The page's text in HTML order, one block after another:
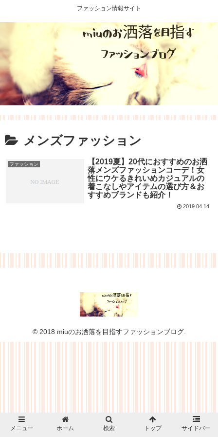
ファッション情報サイト
メンズファッション
ファッション
【2019夏】20代におすすめのお洒
落メンズファッションコーデ！女
性にウケるきれいめカジュアルの
着こなしやアイテムの選び方＆お
すすめブランドも紹介！
2019.04.14
© 2018 miuのお洒落を目指すファッションブログ.
メニュー ホーム 検索 トップ サイドバー